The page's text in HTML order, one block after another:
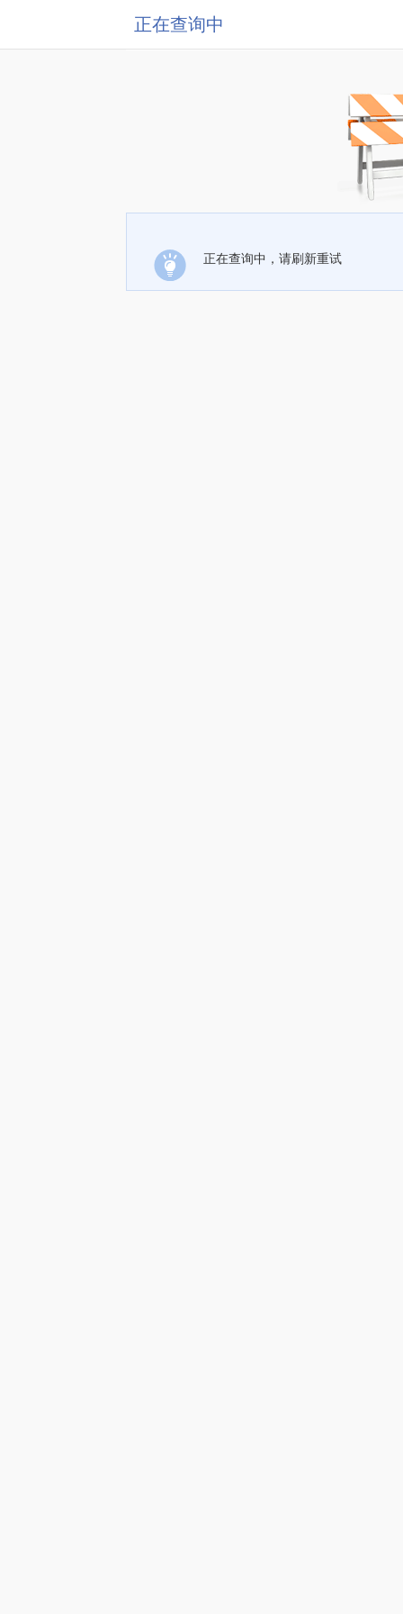
正在查询中
正在查询中，请刷新重试